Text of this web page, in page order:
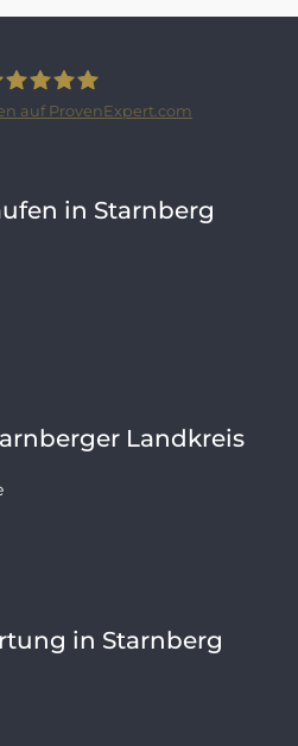
auf ProvenExpert.com
in Starnberg
Landkreis
in Starnberg